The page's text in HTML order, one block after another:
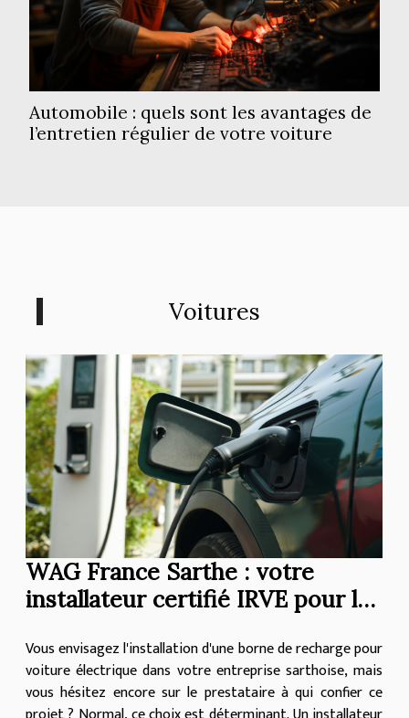
Automobile : quels sont les avantages de
l’entretien régulier de votre voiture
Voitures
WAG France Sarthe : votre
installateur certifié IRVE pour les
entreprise
Vous envisagez l'installation d'une borne de recharge pour
voiture électrique dans votre entreprise sarthoise, mais
vous hésitez encore sur le prestataire à qui confier ce